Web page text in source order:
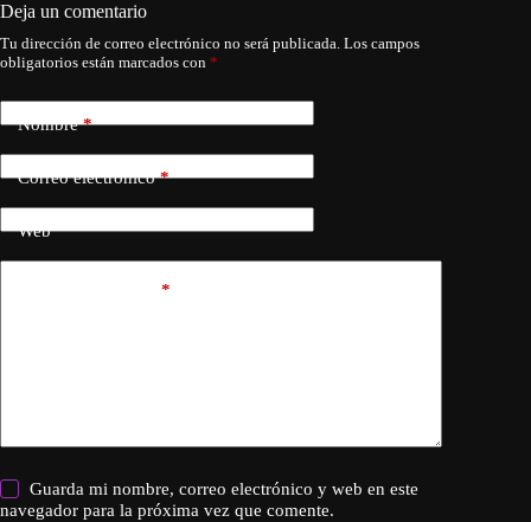
Deja un comentario
Tu dirección de correo electrónico no será publicada. Los campos
obligatorios están marcados con *
Nombre*
Correo electrónico*
Web
*
Guarda mi nombre, correo electrónico y web en este
navegador para la próxima vez que comente.